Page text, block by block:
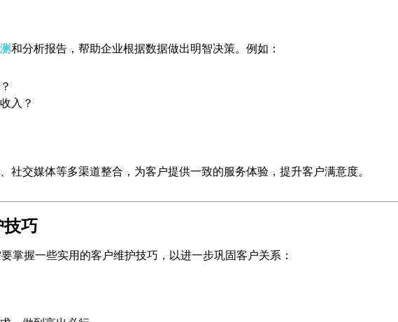
和分析报告，帮助企业根据数据做出明智决策。例如：
入？
社交媒体等多渠道整合，为客户提供一致的服务体验，提升客户满意度。
技巧
掌握一些实用的客户维护技巧，以进一步巩固客户关系：